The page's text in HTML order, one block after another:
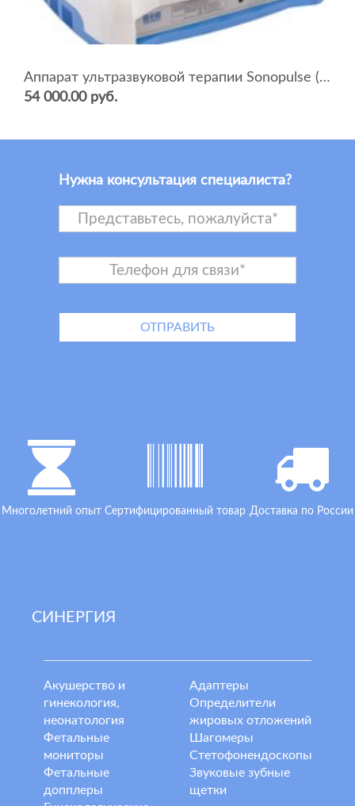
Аппарат ультразвуковой терапии Sonopulse (мультичастотный 1 и 3 Мгц)
54 000.00 руб.
Нужна консультация специалиста?
Многолетний опыт Сертифицированный товар Доставка по России
СИНЕРГИЯ
Акушерство и
гинекология,
неонатология
Фетальные
мониторы
Фетальные
допплеры
Адаптеры
Определители
жировых отложений
Шагомеры
Стетофонендоскопы
Звуковые зубные
щетки